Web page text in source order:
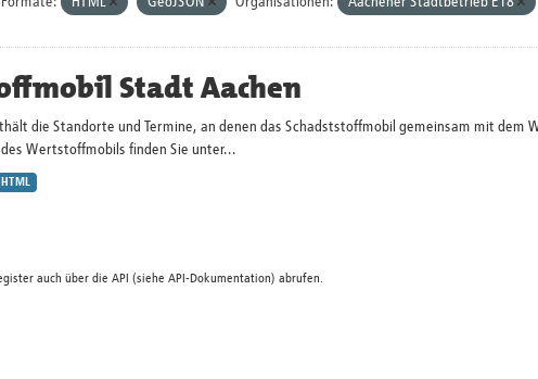
Stadt Aachen
die Standorte und Termine, an denen das Schadststoffmobil gemeinsam mit dem
Wertstoffmobils finden Sie unter...
HTML
auch über die API (siehe API-Dokumentation) abrufen.